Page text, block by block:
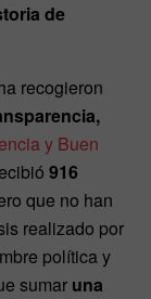
de
recogieron
y Buen
916
que no han
realizado por
política y
sumar una